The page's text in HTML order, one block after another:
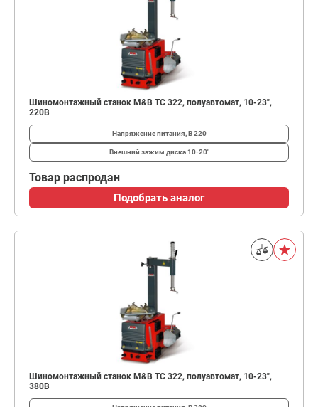
Шиномонтажный станок M&B TC 322, полуавтомат, 10-23",
220В
Напряжение питания, В220
Внешний зажим диска10-20"
Товар распродан
Подобрать аналог
Шиномонтажный станок M&B TC 322, полуавтомат, 10-23",
380В